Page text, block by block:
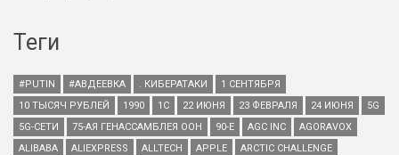
Теги
#PUTIN #АВДЕЕВКА . КИБЕРАТАКИ
1 СЕНТЯБРЯ
10 ТЫСЯЧ РУБЛЕЙ
1990 1С 22 ИЮНЯ 23 ФЕВРАЛЯ 24 ИЮНЯ
5G
5G-СЕТИ
75-АЯ ГЕНАССАМБЛЕЯ ООН 90-Е AGC INC
AGORAVOX
ALIBABA
ALIEXPRESS ALLTECH APPLE
ARCTIC CHALLENGE